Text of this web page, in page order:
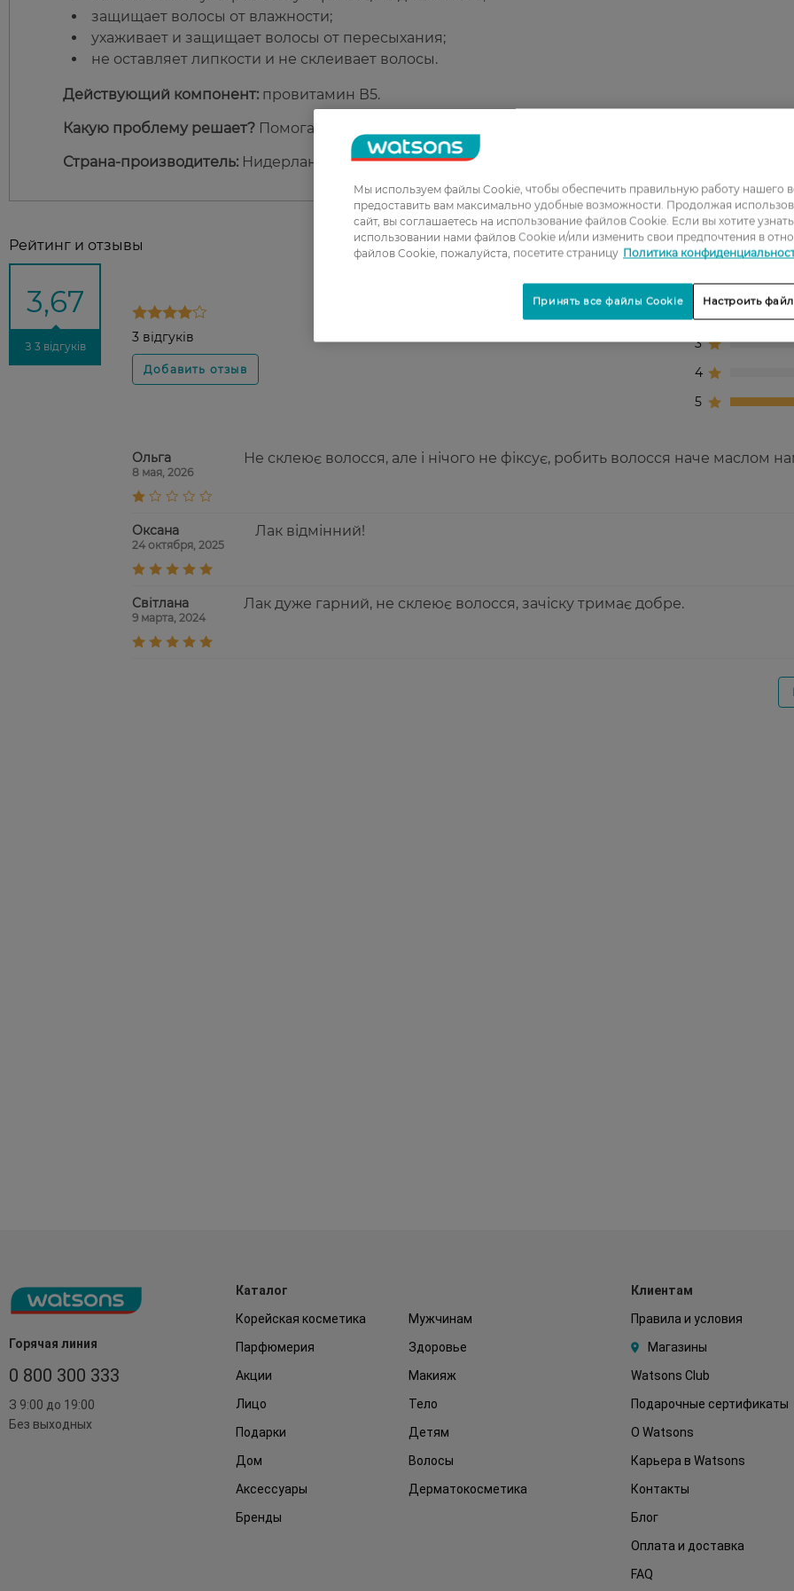
защищает волосы от влажности;
ухаживает и защищает волосы от пересыхания;
не оставляет липкости и не склеивает волосы.
Действующий компонент: провитамин В5.
Какую проблему решает? Помогает создать желаемую прическу и сохранить ее в течение всего
Страна-производитель: Нидерланды.
Рейтинг и отзывы
3,67
З 3 відгуків
3 відгуків
1
3
4
5
Ольга
8 мая, 2026
Не склеює волосся, але і нічого не фіксує, робить волосся наче маслом
Оксана
24 октября, 2025
Лак відмінний!
Світлана
9 марта, 2024
Лак дуже гарний, не склеює волосся, зачіску тримає добре.
Горячая линия
0 800 300 333
З 9:00 до 19:00
Без выходных
Каталог
Корейская косметика
Мужчинам
Парфюмерия
Здоровье
Акции
Макияж
Лицо
Тело
Подарки
Детям
Дом
Волосы
Аксессуары
Дерматокосметика
Бренды
Клиентам
Правила и условия
Магазины
Watsons Club
Подарочные сертификаты
О Watsons
Карьера в Watsons
Контакты
Блог
Оплата и доставка
FAQ
Мы используем файлы Cookie, чтобы обеспечить правильную работу нашего
предоставить вам максимально удобные возможности. Продолжая
сайт, вы соглашаетесь на использование файлов Cookie. Если вы хотите
использовании нами файлов Cookie и/или изменить свои предпочтения в
файлов Cookie, пожалуйста, посетите страницу Политика
Настроить
Принять все файлы Cookie